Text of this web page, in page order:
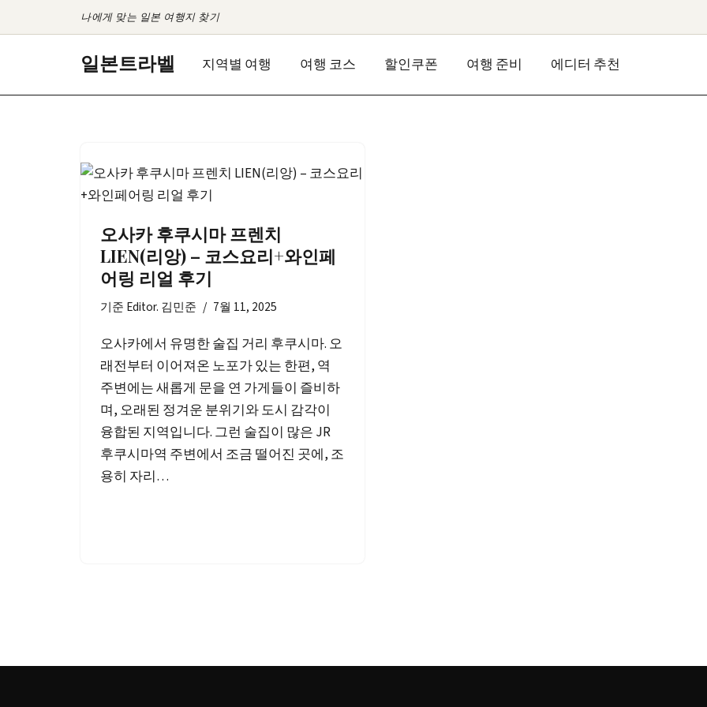
나에게 맞는 일본 여행지 찾기
일본트라벨 지역별 여행 여행 코스 할인쿠폰 여행 준비 에디터 추천
오사카 후쿠시마 프렌치
LIEN(리앙) – 코스요리+와인페
어링 리얼 후기
기준 Editor. 김민준 7월 11, 2025
오사카에서 유명한 술집 거리 후쿠시마. 오
래전부터 이어져온 노포가 있는 한편, 역
주변에는 새롭게 문을 연 가게들이 즐비하
며, 오래된 정겨운 분위기와 도시 감각이
융합된 지역입니다. 그런 술집이 많은 JR
후쿠시마역 주변에서 조금 떨어진 곳에, 조
용히 자리…